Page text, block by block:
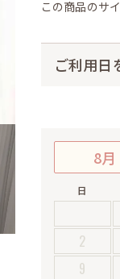
この商品のサ
ご利用日
8月
日
2
9